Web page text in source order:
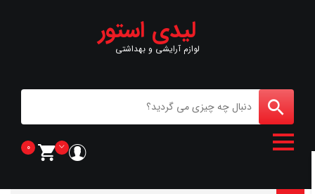
لیدی استور
لوازم آرایشی و بهداشتی
0